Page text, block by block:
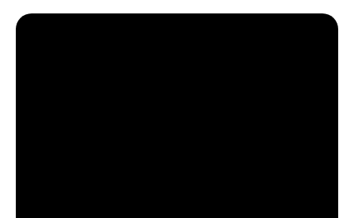
venin dangereux pourrait bouleverser